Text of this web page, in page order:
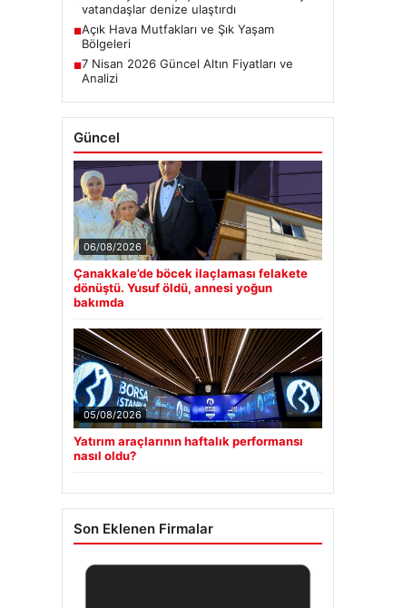
vatandaşlar denize ulaştırdı
■Açık Hava Mutfakları ve Şık Yaşam
Bölgeleri
■7 Nisan 2026 Güncel Altın Fiyatları ve
Analizi
Güncel
06/08/2026
Çanakkale’de böcek ilaçlaması felakete
dönüştü. Yusuf öldü, annesi yoğun
bakımda
05/08/2026
Yatırım araçlarının haftalık performansı
nasıl oldu?
Son Eklenen Firmalar